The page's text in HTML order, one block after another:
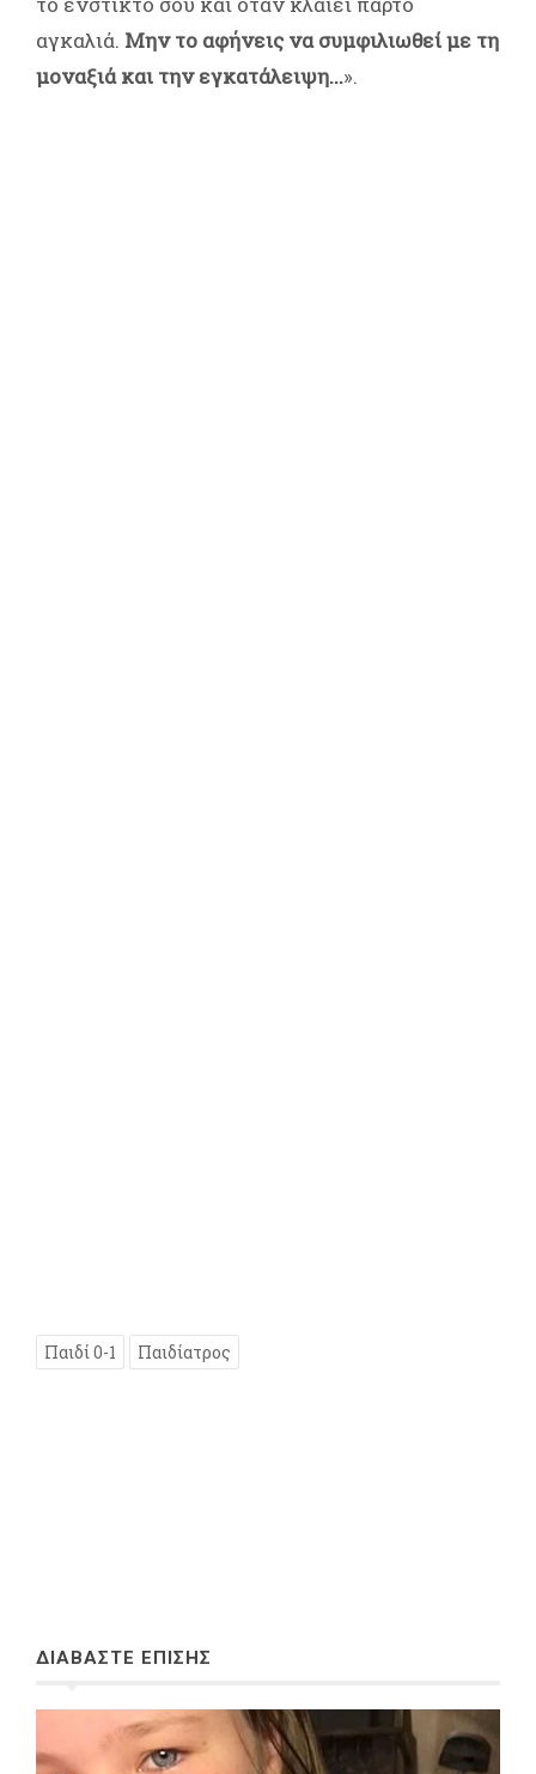
αγκαλιά. Μην το αφήνεις να συμφιλιωθεί με τη
μοναξιά και την εγκατάλειψη...».
Παιδί 0-1 Παιδίατρος
ΔΙΑΒΑΣΤΕ ΕΠΙΣΗΣ